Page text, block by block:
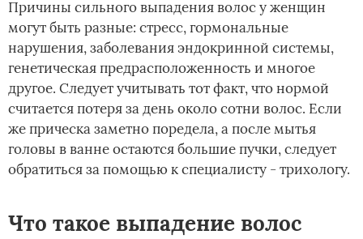
Причины сильного выпадения волос у женщин
могут быть разные: стресс, гормональные
нарушения, заболевания эндокринной системы,
генетическая предрасположенность и многое
другое. Следует учитывать тот факт, что нормой
считается потеря за день около сотни волос. Если
же прическа заметно поредела, а после мытья
головы в ванне остаются большие пучки, следует
обратиться за помощью к специалисту - трихологу.
Что такое выпадение волос